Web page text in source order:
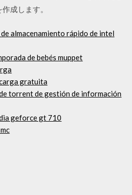
成します。
almacenamiento rápido de intel
de bebés muppet
gratuita
torrent de gestión de información
geforce gt 710